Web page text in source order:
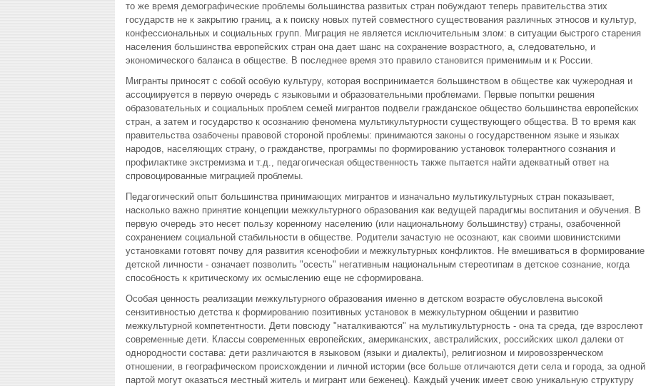
то же время демографические проблемы большинства развитых стран побуждают теперь правительства этих
государств не к закрытию границ, а к поиску новых путей совместного существования различных этносов и культур,
конфессиональных и социальных групп. Миграция не является исключительным злом: в ситуации быстрого старения
населения большинства европейских стран она дает шанс на сохранение возрастного, а, следовательно, и
экономического баланса в обществе. В последнее время это правило становится применимым и к России.
Мигранты приносят с собой особую культуру, которая воспринимается большинством в обществе как чужеродная и
ассоциируется в первую очередь с языковыми и образовательными проблемами. Первые попытки решения
образовательных и социальных проблем семей мигрантов подвели гражданское общество большинства европейских
стран, а затем и государство к осознанию феномена мультикультурности существующего общества. В то время как
правительства озабочены правовой стороной проблемы: принимаются законы о государственном языке и языках
народов, населяющих страну, о гражданстве, программы по формированию установок толерантного сознания и
профилактике экстремизма и т.д., педагогическая общественность также пытается найти адекватный ответ на
спровоцированные миграцией проблемы.
Педагогический опыт большинства принимающих мигрантов и изначально мультикультурных стран показывает,
насколько важно принятие концепции межкультурного образования как ведущей парадигмы воспитания и обучения. В
первую очередь это несет пользу коренному населению (или национальному большинству) страны, озабоченной
сохранением социальной стабильности в обществе. Родители зачастую не осознают, как своими шовинистскими
установками готовят почву для развития ксенофобии и межкультурных конфликтов. Не вмешиваться в формирование
детской личности - означает позволить "осесть" негативным национальным стереотипам в детское сознание, когда
способность к критическому их осмыслению еще не сформирована.
Особая ценность реализации межкультурного образования именно в детском возрасте обусловлена высокой
сензитивностью детства к формированию позитивных установок в межкультурном общении и развитию
межкультурной компетентности. Дети повсюду "наталкиваются" на мультикультурность - она та среда, где взрослеют
современные дети. Классы современных европейских, американских, австралийских, российских школ далеки от
однородности состава: дети различаются в языковом (языки и диалекты), религиозном и мировоззренческом
отношении, в географическом происхождении и личной истории (все больше отличаются дети села и города, за одной
партой могут оказаться местный житель и мигрант или беженец). Каждый ученик имеет свою уникальную структуру